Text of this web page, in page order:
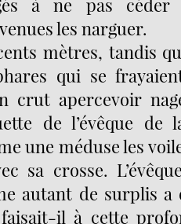
les narguer.
mètres, tandis
qui se
crut apercevoir
de l’évêque de
une méduse les
sa crosse.
autant de surplis a
il à cette